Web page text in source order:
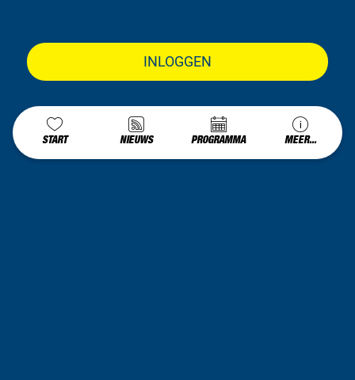
INLOGGEN
START NIEUWS PROGRAMMA MEER...